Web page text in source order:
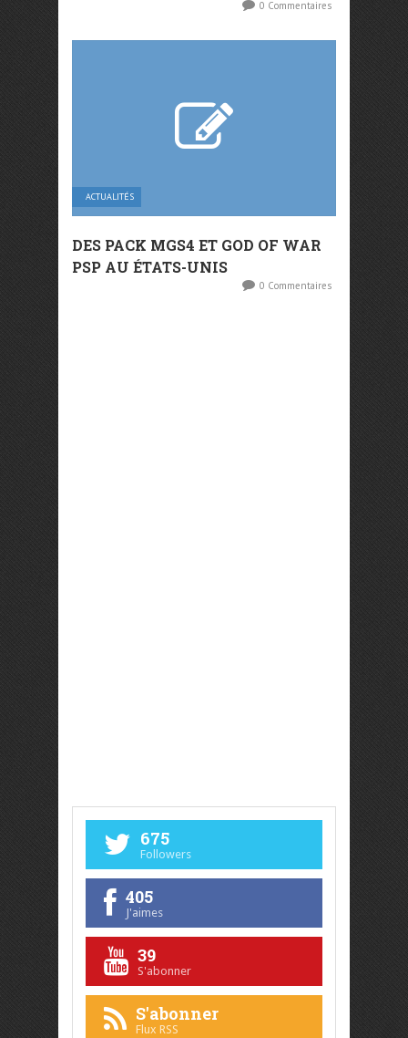
0 Commentaires
ACTUALITÉS
DES PACK MGS4 ET GOD OF WAR
PSP AU ÉTATS-UNIS
0 Commentaires
675
Followers
405
J'aimes
39
S'abonner
S'abonner
Flux RSS